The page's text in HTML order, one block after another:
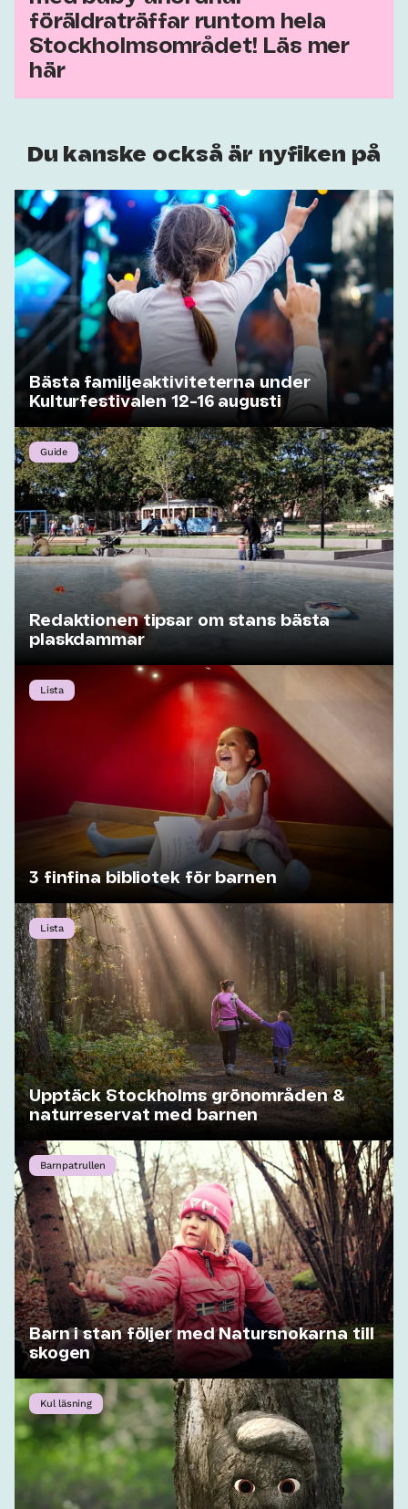
föräldraträffar runtom hela
Stockholmsområdet! Läs mer
här
Du kanske också är nyfiken på
Bästa familjeaktiviteterna under
Kulturfestivalen 12-16 augusti
Guide
Redaktionen tipsar om stans bästa
plaskdammar
Lista
3 finfina bibliotek för barnen
Lista
Upptäck Stockholms grönområden &
naturreservat med barnen
Barnpatrullen
Barn i stan följer med Natursnokarna till
skogen
Kul läsning